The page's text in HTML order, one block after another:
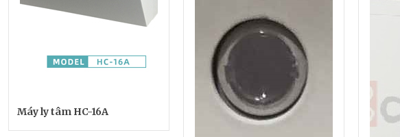
Máy ly tâm HC-16A